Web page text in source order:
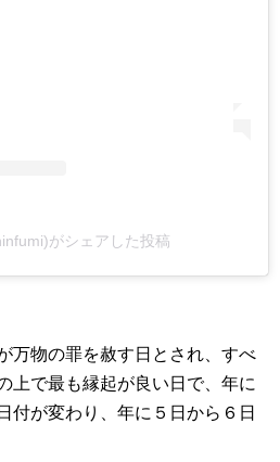
がシェアした投稿
万物の罪を赦す日とされ、すべ
上で最も縁起が良い日で、年に
付が変わり、年に５日から６日